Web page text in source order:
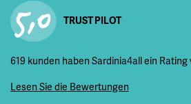
5,0 TRUST PILOT
619 kunden haben Sardinia4all ein
Lesen Sie die Bewertungen